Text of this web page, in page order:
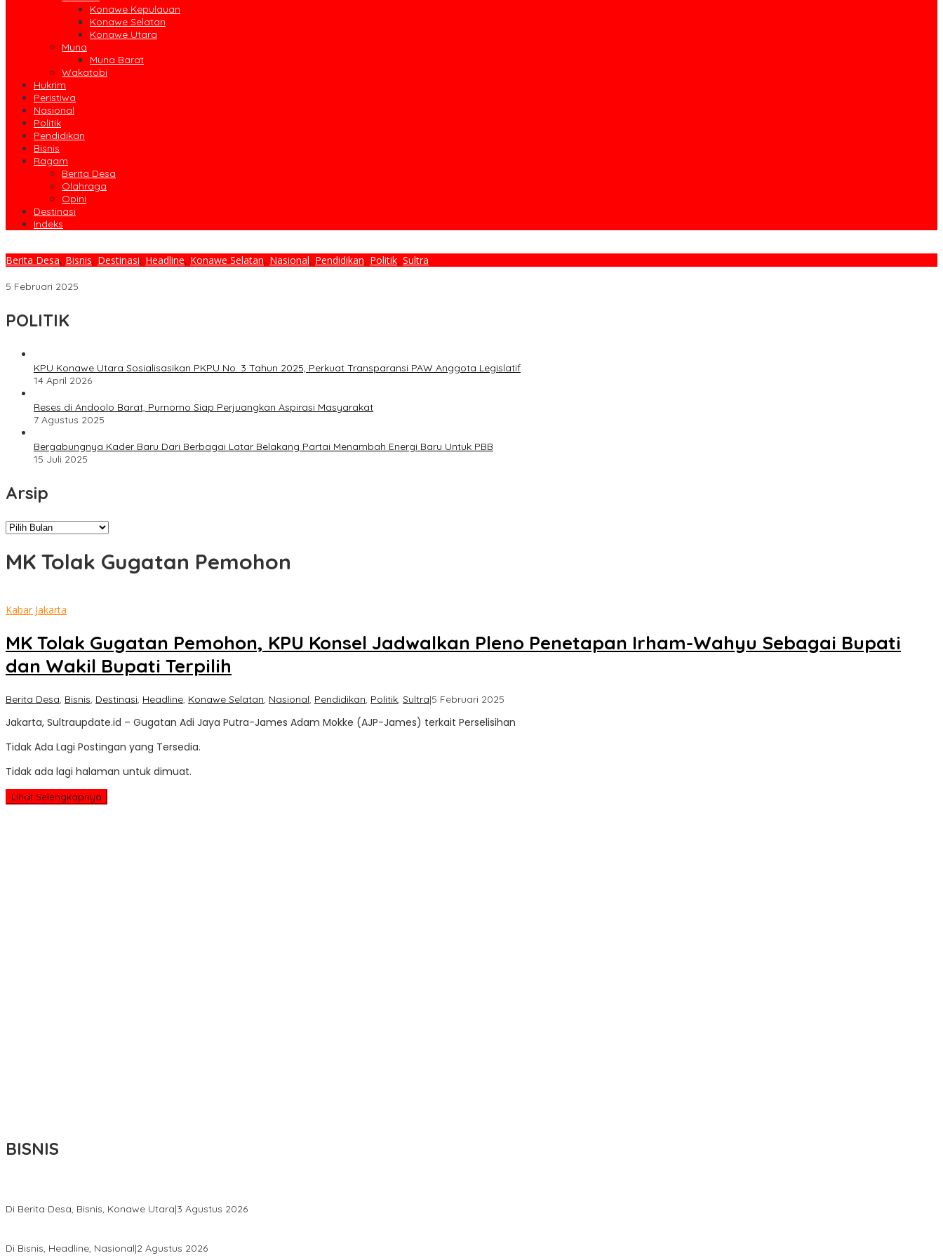
Konawe Kepulauan
Konawe Selatan
Konawe Utara
Muna
Muna Barat
Wakatobi
Hukrim
Peristiwa
Nasional
Politik
Pendidikan
Bisnis
Ragam
Berita Desa
Olahraga
Opini
Destinasi
Indeks
Berita Desa, Bisnis, Destinasi, Headline, Konawe Selatan, Nasional, Pendidikan, Politik, Sultra
5 Februari 2025
POLITIK
KPU Konawe Utara Sosialisasikan PKPU No. 3 Tahun 2025, Perkuat Transparansi PAW Anggota Legislatif
14 April 2026
Reses di Andoolo Barat, Purnomo Siap Perjuangkan Aspirasi Masyarakat
7 Agustus 2025
Bergabungnya Kader Baru Dari Berbagai Latar Belakang Partai Menambah Energi Baru Untuk PBB
15 Juli 2025
Arsip
Arsip
MK Tolak Gugatan Pemohon
Kabar Jakarta
MK Tolak Gugatan Pemohon, KPU Konsel Jadwalkan Pleno Penetapan Irham-Wahyu Sebagai Bupati
dan Wakil Bupati Terpilih
Berita Desa, Bisnis, Destinasi, Headline, Konawe Selatan, Nasional, Pendidikan, Politik, Sultra|5 Februari 2025
Update
Jakarta, Sultraupdate.id – Gugatan Adi Jaya Putra-James Adam Mokke (AJP-James) terkait Perselisihan
Tidak Ada Lagi Postingan yang Tersedia.
Tidak ada lagi halaman untuk dimuat.
Lihat Selengkapnya
BISNIS
Di Berita Desa, Bisnis, Konawe Utara|3 Agustus 2026
Di Bisnis, Headline, Nasional|2 Agustus 2026